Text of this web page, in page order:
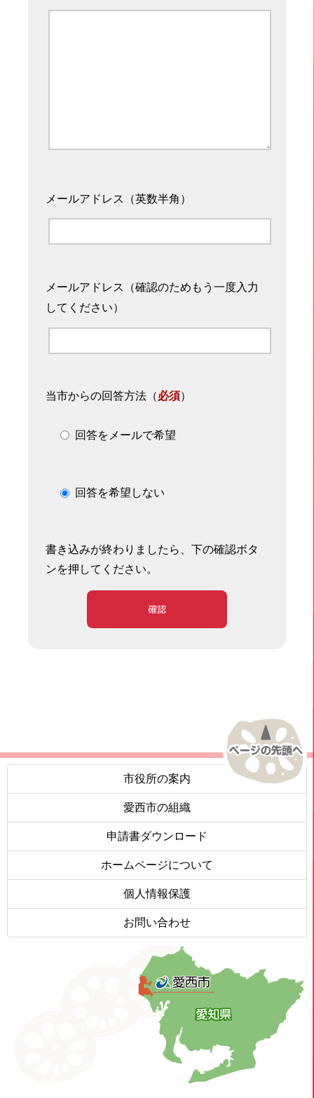
メールアドレス（英数半角）
メールアドレス（確認のためもう一度入力
してください）
当市からの回答方法 （必須）
回答をメールで希望
回答を希望しない
書き込みが終わりましたら、下の確認ボタ
ンを押してください。
確認
市役所の案内
愛西市の組織
申請書ダウンロード
ホームページについて
個人情報保護
お問い合わせ